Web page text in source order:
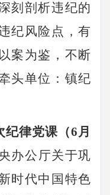
刻剖析违纪的
纪风险点，有
案为鉴，不断
头单位： 镇纪
纪律党课（6月
办公厅关于巩
时代中国特色